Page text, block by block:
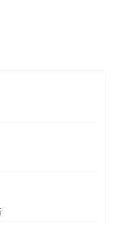
《建设工程计
与计量》和《建
，分为土木建筑
安装工程4个专
需要选报其一。